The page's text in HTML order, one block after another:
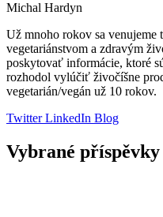
Michal Hardyn
Už mnoho rokov sa venujeme
vegetariánstvom a zdravým
poskytovať informácie, ktoré
rozhodol vylúčiť živočíšne
vegetarián/vegán už 10 rokov.
TwitterLinkedIn Blog
Vybrané příspěvky